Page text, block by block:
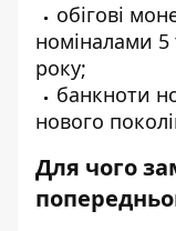
обігові
номіналами 5
року;
банкноти
нового
Для чого